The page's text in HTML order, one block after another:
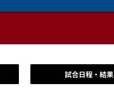
試合日程・結果